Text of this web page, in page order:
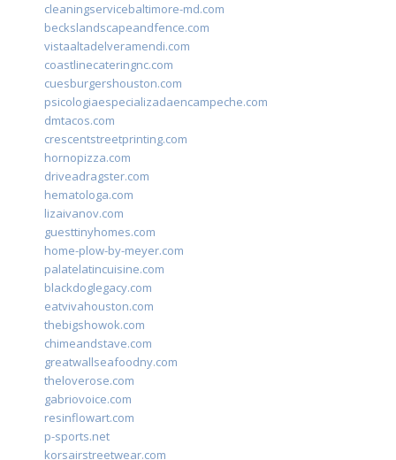
cleaningservicebaltimore-md.com
beckslandscapeandfence.com
vistaaltadelveramendi.com
coastlinecateringnc.com
cuesburgershouston.com
psicologiaespecializadaencampeche.com
dmtacos.com
crescentstreetprinting.com
hornopizza.com
driveadragster.com
hematologa.com
lizaivanov.com
guesttinyhomes.com
home-plow-by-meyer.com
palatelatincuisine.com
blackdoglegacy.com
eatvivahouston.com
thebigshowok.com
chimeandstave.com
greatwallseafoodny.com
theloverose.com
gabriovoice.com
resinflowart.com
p-sports.net
korsairstreetwear.com